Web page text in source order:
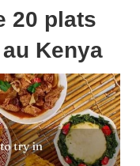
20 plats
Kenya